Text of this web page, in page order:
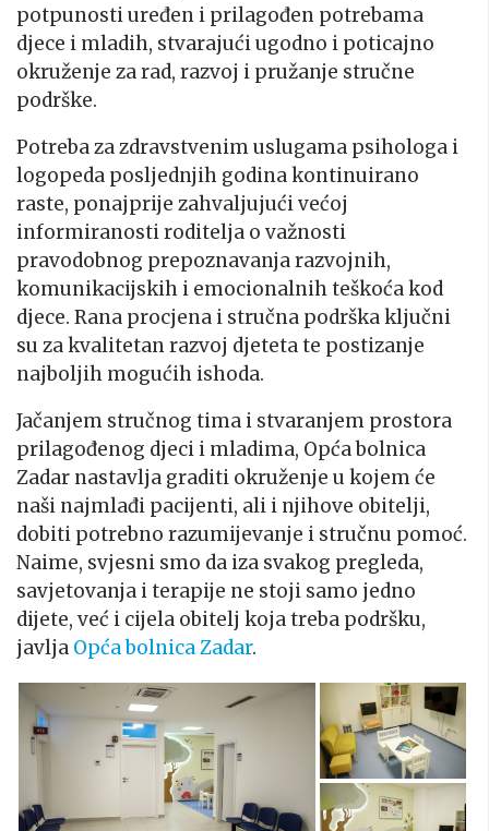
potpunosti uređen i prilagođen potrebama
djece i mladih, stvarajući ugodno i poticajno
okruženje za rad, razvoj i pružanje stručne
podrške.
Potreba za zdravstvenim uslugama psihologa i
logopeda posljednjih godina kontinuirano
raste, ponajprije zahvaljujući većoj
informiranosti roditelja o važnosti
pravodobnog prepoznavanja razvojnih,
komunikacijskih i emocionalnih teškoća kod
djece. Rana procjena i stručna podrška ključni
su za kvalitetan razvoj djeteta te postizanje
najboljih mogućih ishoda.
Jačanjem stručnog tima i stvaranjem prostora
prilagođenog djeci i mladima, Opća bolnica
Zadar nastavlja graditi okruženje u kojem će
naši najmlađi pacijenti, ali i njihove obitelji,
dobiti potrebno razumijevanje i stručnu pomoć.
Naime, svjesni smo da iza svakog pregleda,
savjetovanja i terapije ne stoji samo jedno
dijete, već i cijela obitelj koja treba podršku,
javlja Opća bolnica Zadar.